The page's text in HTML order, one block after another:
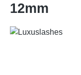
12mm